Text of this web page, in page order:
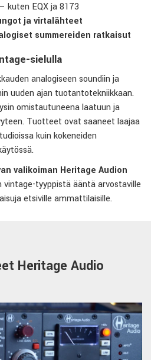
– kuten EQX ja 8173
ja virtalähteet
summereiden ratkaisut
sielulla
analogiseen soundiin ja
uuden ajan tuotantotekniikkaan.
omistautuneena laatuun ja
Tuotteet ovat saaneet laajaa
kuin kokeneiden
valikoiman Heritage Audion
vintage-tyyppistä ääntä arvostaville
etsiville ammattilaisille.
Heritage Audio